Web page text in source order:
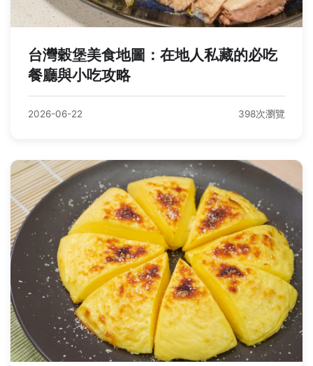
台灣穀堡美食地圖：在地人私藏的必吃
餐廳與小吃攻略
2026-06-22 398次瀏覽